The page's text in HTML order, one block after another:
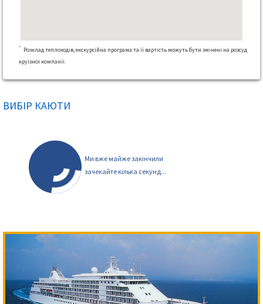
*
Розклад теплоходів, екскурсійна програма та її вартість можуть бути змінені на розсуд
круїзної компанії.
ВИБІР КАЮТИ
Ми вже майже закінчили
зачекайте кілька секунд...